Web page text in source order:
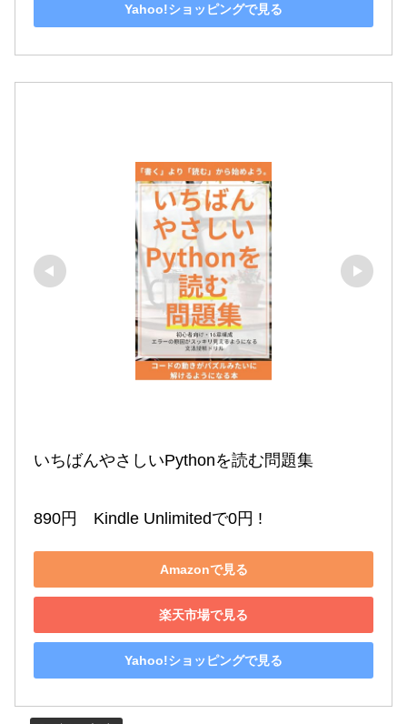
Yahoo!ショッピングで見る
いちばんやさしいPythonを読む問題集
890円　Kindle Unlimitedで0円 !
Amazonで見る
楽天市場で見る
Yahoo!ショッピングで見る